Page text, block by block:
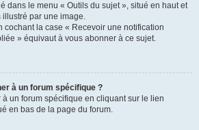
dans le menu « Outils du sujet », situé en haut et
illustré par une image.
cochant la case « Recevoir une notification
» équivaut à vous abonner à ce sujet.
à un forum spécifique ?
un forum spécifique en cliquant sur le lien
en bas de la page du forum.